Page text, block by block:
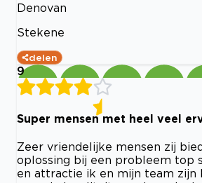
Denovan
Stekene
delen
9
Super mensen met heel veel
Zeer vriendelijke mensen zij
oplossing bij een probleem top
en attractie ik en mijn team zijn